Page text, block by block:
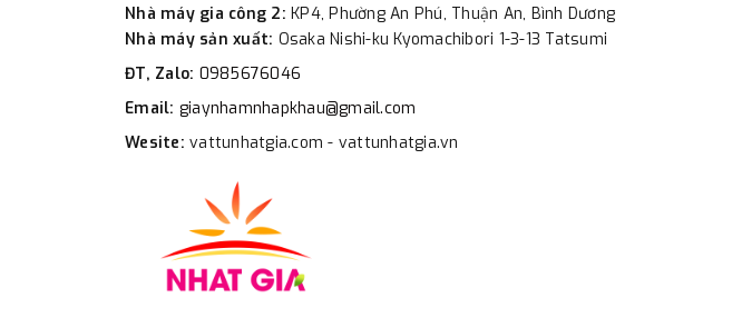
Nhà máy gia công 2: KP4, Phường An Phú, Thuận An, Bình Dương
Nhà máy sản xuất: Osaka Nishi-ku Kyomachibori 1-3-13 Tatsumi
ĐT, Zalo: 0985676046
Email: giaynhamnhapkhau@gmail.com
Wesite: vattunhatgia.com - vattunhatgia.vn